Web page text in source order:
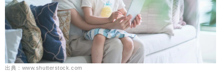
出典：www.shutterstock.com